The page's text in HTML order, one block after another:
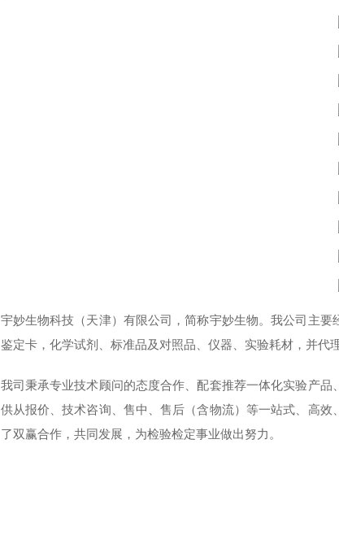
宇妙生物科技（天津）有限公司，简称宇妙生物。我公司主
鉴定卡，化学试剂、标准品及对照品、仪器、实验耗材，并代
我司秉承专业技术顾问的态度合作、配套推荐一体化实验产
供从报价、技术咨询、售中、售后（含物流）等一站式、高
了双赢合作，共同发展，为检验检定事业做出努力。